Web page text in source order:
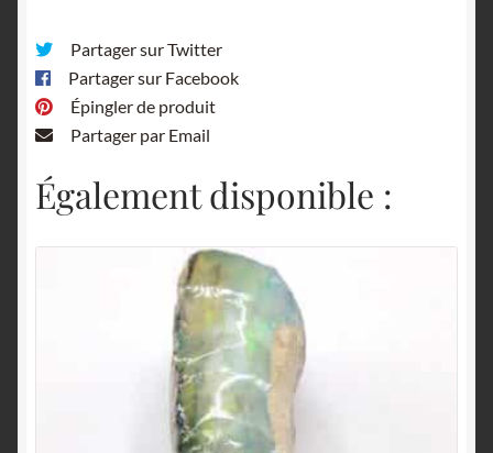
Partager sur Twitter
Partager sur Facebook
Épingler de produit
Partager par Email
Également disponible :